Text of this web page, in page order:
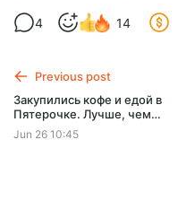
Часть 3
удобно готовить? Будет ли
на газовом баллоне?
4 14
Previous post
Закупились кофе и едой в
Пятерочке. Лучше, чем
Самокат и Шоколадница?
Jun 26 10:45